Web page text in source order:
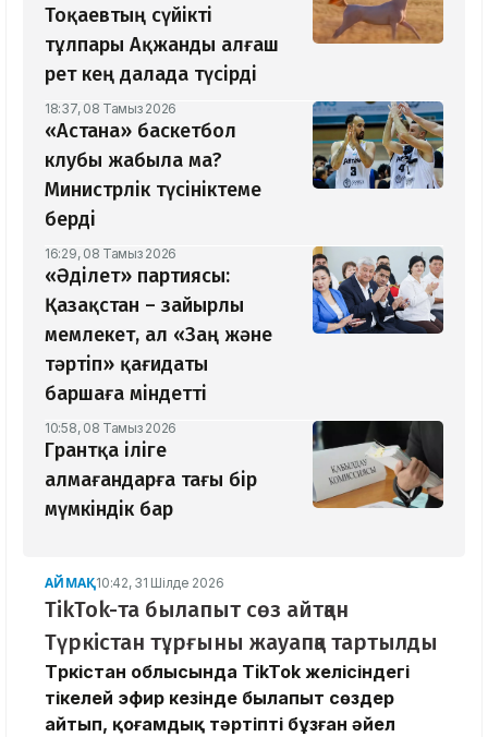
Тоқаевтың сүйікті
тұлпары Ақжанды алғаш
рет кең далада түсірді
18:37, 08 Тамыз 2026
«Астана» баскетбол
клубы жабыла ма?
Министрлік түсініктеме
берді
16:29, 08 Тамыз 2026
«Әділет» партиясы:
Қазақстан – зайырлы
мемлекет, ал «Заң және
тәртіп» қағидаты
баршаға міндетті
10:58, 08 Тамыз 2026
Грантқа іліге
алмағандарға тағы бір
мүмкіндік бар
АЙМАҚ10:42, 31 Шілде 2026
TikTok-та былапыт сөз айтқан
Түркістан тұрғыны жауапқа тартылды
Түркістан облысында TikTok желісіндегі
тікелей эфир кезінде былапыт сөздер
айтып, қоғамдық тәртіпті бұзған әйел